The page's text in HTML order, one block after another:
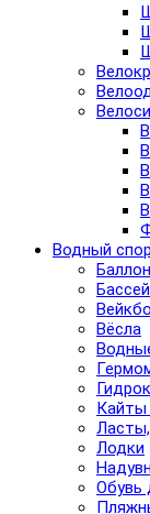
Водный
Вёсла
Кайты
Лодки
Обувь